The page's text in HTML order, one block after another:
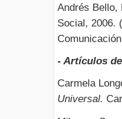
Andrés Bello,
Social, 2006.
- Artículos
Carmela
Universal.